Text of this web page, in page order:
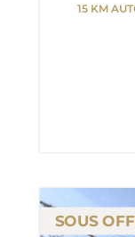
15 KM
SOUS